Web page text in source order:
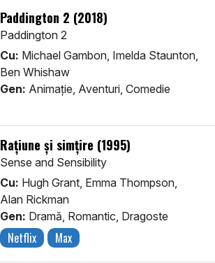
Paddington 2 (2018)
Paddington 2
Cu: Michael Gambon, Imelda Staunton,
Ben Whishaw
Gen: Animaţie, Aventuri, Comedie
Rațiune și simțire (1995)
Sense and Sensibility
Cu: Hugh Grant, Emma Thompson,
Alan Rickman
Gen: Dramă, Romantic, Dragoste
Netflix Max